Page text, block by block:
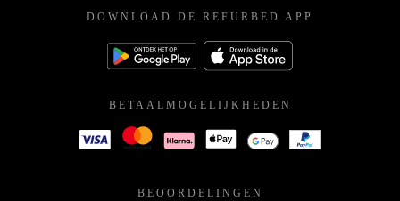
DOWNLOAD DE REFURBED APP
BETAALMOGELIJKHEDEN
BEOORDELINGEN